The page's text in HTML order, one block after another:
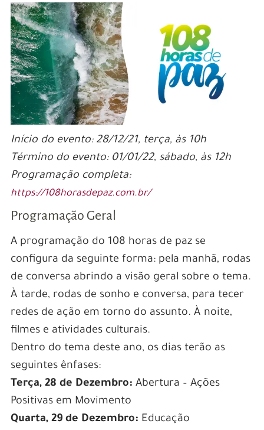
Início do evento: 28/12/21, terça, às 10h
Término do evento: 01/01/22, sábado, às 12h
Programação completa:
https://108horasdepaz.com.br/
Programação Geral
A programação do 108 horas de paz se
configura da seguinte forma: pela manhã, rodas
de conversa abrindo a visão geral sobre o tema.
À tarde, rodas de sonho e conversa, para tecer
redes de ação em torno do assunto. À noite,
filmes e atividades culturais.
Dentro do tema deste ano, os dias terão as
seguintes ênfases:
Terça, 28 de Dezembro: Abertura – Ações
Positivas em Movimento
Quarta, 29 de Dezembro: Educação